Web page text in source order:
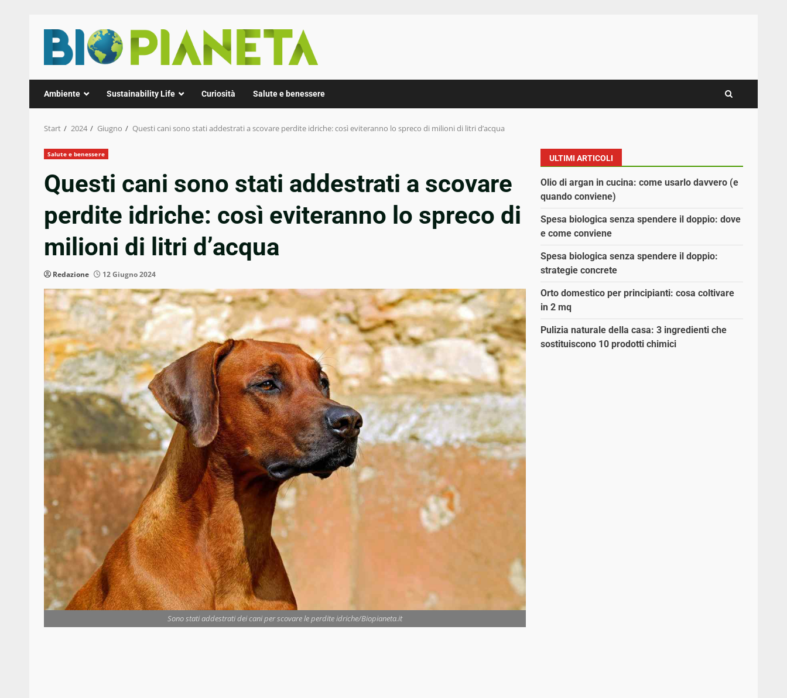
Inhalt
springen
Ambiente Sustainability Life Curiosità Salute e benessere
Start 2024 Giugno Questi cani sono stati addestrati a scovare perdite idriche: così eviteranno lo spreco di milioni di litri d’acqua
Salute e benessere
Questi cani sono stati addestrati a scovare
perdite idriche: così eviteranno lo spreco di
milioni di litri d’acqua
Redazione 12 Giugno 2024
Sono stati addestrati dei cani per scovare le perdite idriche/Biopianeta.it
ULTIMI ARTICOLI
Olio di argan in cucina: come usarlo davvero (e
quando conviene)
Spesa biologica senza spendere il doppio: dove
e come conviene
Spesa biologica senza spendere il doppio:
strategie concrete
Orto domestico per principianti: cosa coltivare
in 2 mq
Pulizia naturale della casa: 3 ingredienti che
sostituiscono 10 prodotti chimici